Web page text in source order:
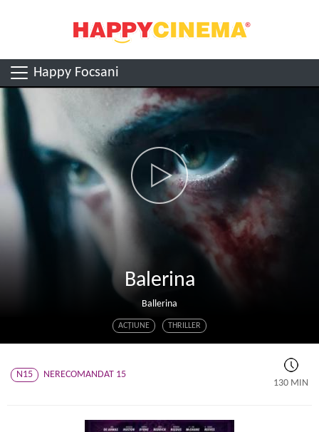
Happy Focsani
Balerina
Ballerina
ACŢIUNE THRILLER
N15
NERECOMANDAT 15
130 MIN